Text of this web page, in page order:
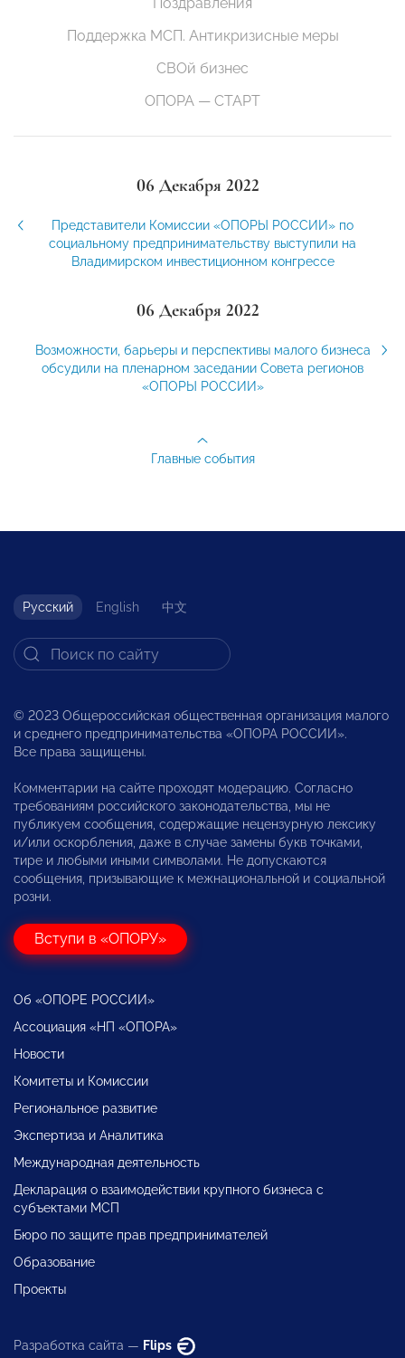
Поддержка МСП. Антикризисные меры
СВОй бизнес
ОПОРА — СТАРТ
06 Декабря 2022
Представители Комиссии «ОПОРЫ РОССИИ» по
социальному предпринимательству выступили на
Владимирском инвестиционном конгрессе
06 Декабря 2022
Возможности, барьеры и перспективы малого бизнеса
обсудили на пленарном заседании Совета регионов
«ОПОРЫ РОССИИ»
Главные события
Русский English 中文
© 2023 Общероссийская общественная организация малого
и среднего предпринимательства «ОПОРА РОССИИ».
Все права защищены.
Комментарии на сайте проходят модерацию. Согласно
требованиям российского законодательства, мы не
публикуем сообщения, содержащие нецензурную лексику
и/или оскорбления, даже в случае замены букв точками,
тире и любыми иными символами. Не допускаются
сообщения, призывающие к межнациональной и социальной
розни.
Вступи в «ОПОРУ»
Об «ОПОРЕ РОССИИ»
Ассоциация «НП «ОПОРА»
Новости
Комитеты и Комиссии
Региональное развитие
Экспертиза и Аналитика
Международная деятельность
Декларация о взаимодействии крупного бизнеса с
субъектами МСП
Бюро по защите прав предпринимателей
Образование
Проекты
Разработка сайта — Flips